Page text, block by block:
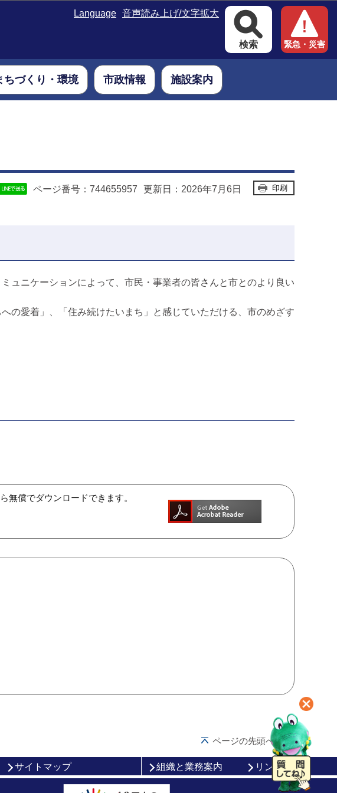
Language 音声読み上げ/文字拡大
検索 緊急・災害
ちづくり・環境 市政情報 施設案内
ページ番号：744655957 更新日：2026年7月6日 印刷
ュニケーションによって、市民・事業者の皆さんと市とのより良い
の愛着」、「住み続けたいまち」と感じていただける、市のめざす
無償でダウンロードできます。
ページの先頭へ戻る
サイトマップ 組織と業務案内 リンク集